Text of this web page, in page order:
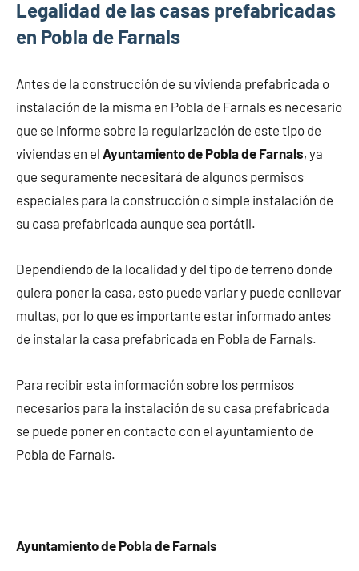
Legalidad de las casas prefabricadas
en Pobla de Farnals
Antes de la construcción de su vivienda prefabricada o
instalación de la misma en Pobla de Farnals es necesario
que se informe sobre la regularización de este tipo de
viviendas en el Ayuntamiento de Pobla de Farnals, ya
que seguramente necesitará de algunos permisos
especiales para la construcción o simple instalación de
su casa prefabricada aunque sea portátil.
Dependiendo de la localidad y del tipo de terreno donde
quiera poner la casa, esto puede variar y puede conllevar
multas, por lo que es importante estar informado antes
de instalar la casa prefabricada en Pobla de Farnals.
Para recibir esta información sobre los permisos
necesarios para la instalación de su casa prefabricada
se puede poner en contacto con el ayuntamiento de
Pobla de Farnals.
Ayuntamiento de Pobla de Farnals